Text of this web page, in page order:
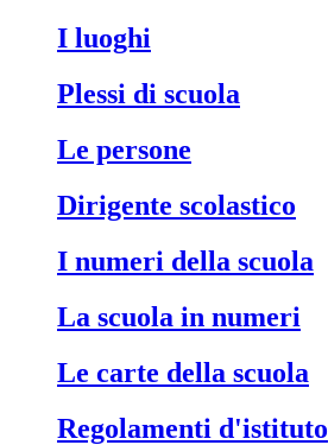
I luoghi
Plessi di scuola
Le persone
Dirigente scolastico
I numeri della scuola
La scuola in numeri
Le carte della scuola
Regolamenti d'istituto